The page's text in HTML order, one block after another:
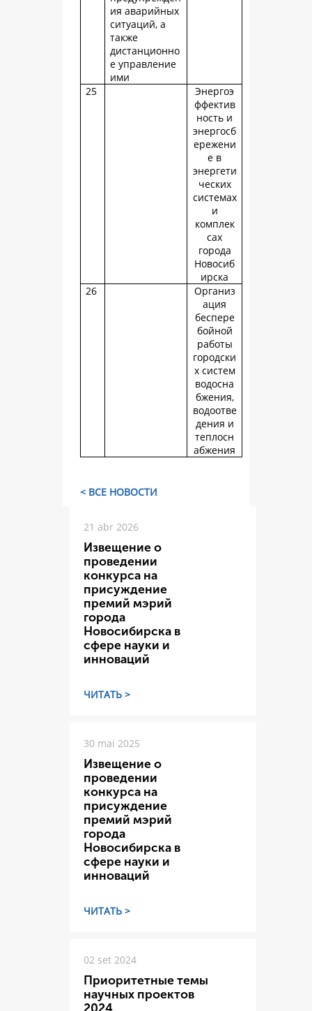
ия аварийных
ситуаций, а
также
дистанционно
е управление
ими
25
Энергоэ
ффектив
ность и
энергосб
ережени
е в
энергети
ческих
системах
и
комплек
сах
города
Новосиб
ирска
26
Организ
ация
беспере
бойной
работы
городски
х систем
водосна
бжения,
водоотве
дения и
теплосн
абжения
< ВСЕ НОВОСТИ
21 abr 2026
Извещение о
проведении
конкурса на
присуждение
премий мэрий
города
Новосибирска в
сфере науки и
инноваций
ЧИТАТЬ >
30 mai 2025
Извещение о
проведении
конкурса на
присуждение
премий мэрий
города
Новосибирска в
сфере науки и
инноваций
ЧИТАТЬ >
02 set 2024
Приоритетные темы
научных проектов